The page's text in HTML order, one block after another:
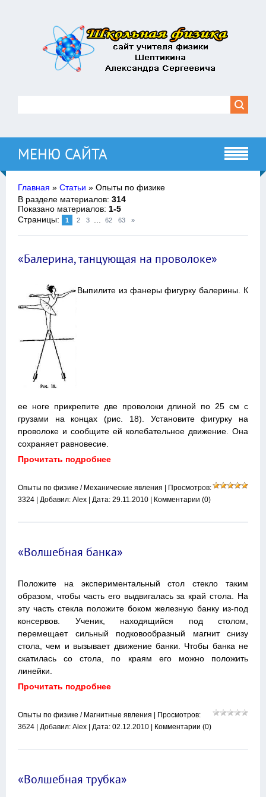
МЕНЮ САЙТА
Главная » Статьи » Опыты по физике
В разделе материалов: 314
Показано материалов: 1-5
Страницы: 1 2 3 62 63 »
«Балерина, танцующая на проволоке»
Выпилите из фанеры фигурку балерины. К
ее ноге прикрепите две проволоки длиной по 25 см с
грузами на концах (рис. 18). Установите фигурку на
проволоке и сообщите ей колебательное движение. Она
сохраняет равновесие.
Прочитать подробнее
Опыты по физике / Механические явления | Просмотров:
3324 | Добавил: Alex | Дата: 29.11.2010 | Комментарии (0)
«Волшебная банка»
Положите на экспериментальный стол стекло таким
образом, чтобы часть его выдвигалась за край стола. На
эту часть стекла положите боком железную банку из-под
консервов. Ученик, находящийся под столом,
перемещает сильный подковообразный магнит снизу
стола, чем и вызывает движение банки. Чтобы банка не
скатилась со стола, по краям его можно положить
линейки.
Прочитать подробнее
Опыты по физике / Магнитные явления | Просмотров:
3624 | Добавил: Alex | Дата: 02.12.2010 Комментарии (0)
«Волшебная трубка»